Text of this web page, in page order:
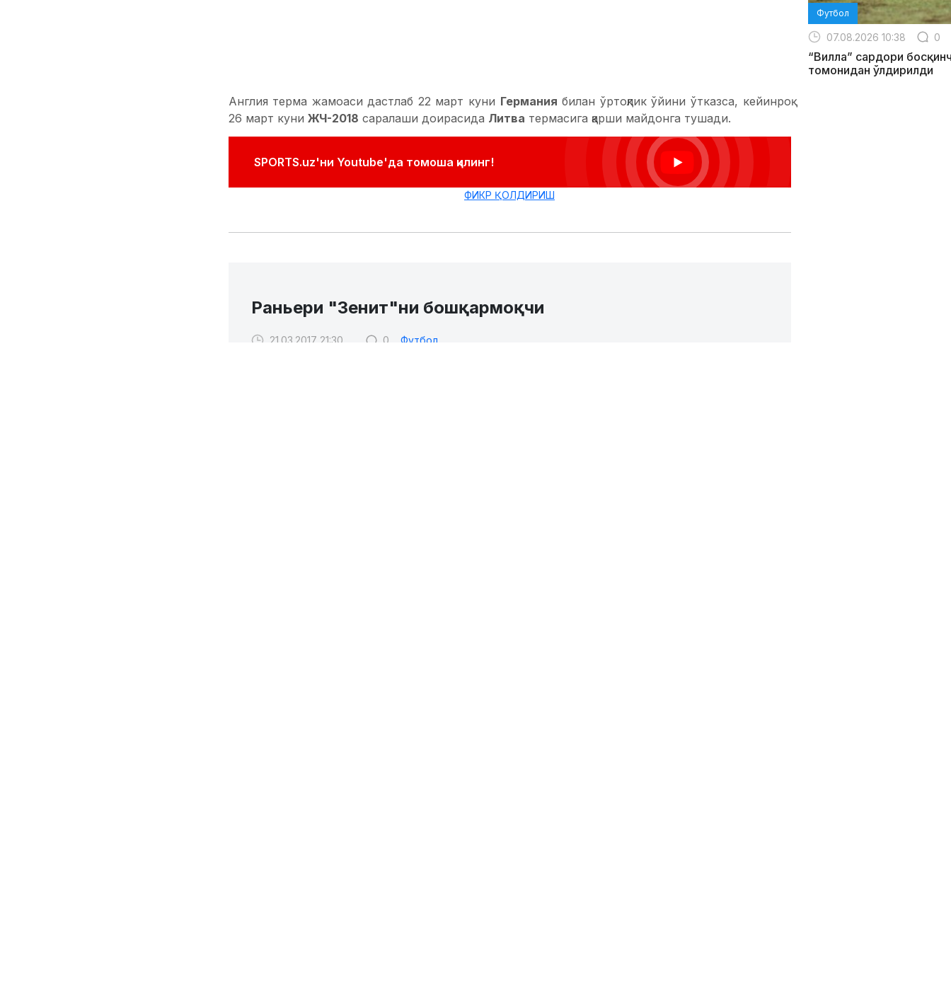
21.03.2017 21:30 0 Футбол
Яқиндагина"Лестер"дан истеъфога чиқарилганКлаудио РаньериСанкт-Петербургнинг"Зенит"
қилишган. Таъкидлаш керакки "Зенит"да ишлаш ҳохишини дастлаб италиялик мураббий
Футбол
07.08.2026 10:38 0
“Вилла” сардори
томонидан ўлдирилди